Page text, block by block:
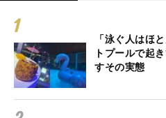
「泳ぐ人はほ
トプールで起
すその実態